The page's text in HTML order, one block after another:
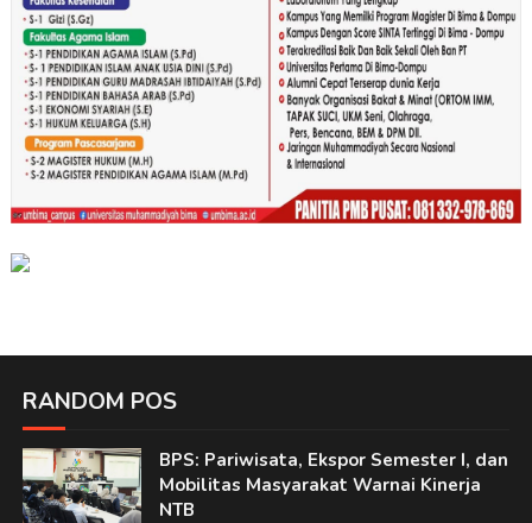
RANDOM POS
BPS: Pariwisata, Ekspor Semester I, dan
Mobilitas Masyarakat Warnai Kinerja
NTB